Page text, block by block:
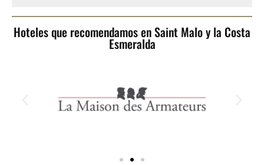
Hoteles que recomendamos en Saint Malo y la Costa
Esmeralda